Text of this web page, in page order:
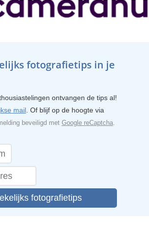
fotografietips in je
ontvangen de tips al!
mail. Of blijf op de hoogte via
beveiligd met Google reCaptcha.
fotografietips